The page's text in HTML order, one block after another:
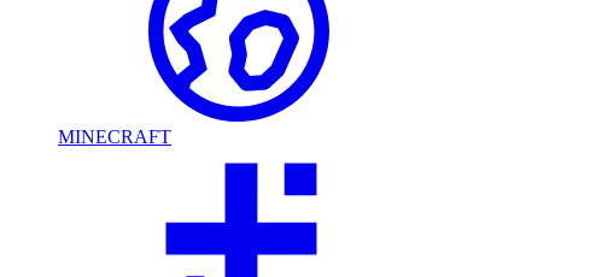
MINECRAFT